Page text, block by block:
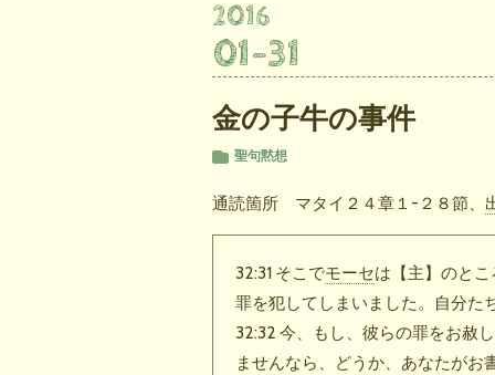
2016
01-31
金の子牛の事件
聖句黙想
通読箇所 マタイ２４章１-２８節、
32:31 そこでモーセは【主】のと
罪を犯してしまいました。自分た
32:32 今、もし、彼らの罪をお赦
ませんなら、どうか、あなたがお